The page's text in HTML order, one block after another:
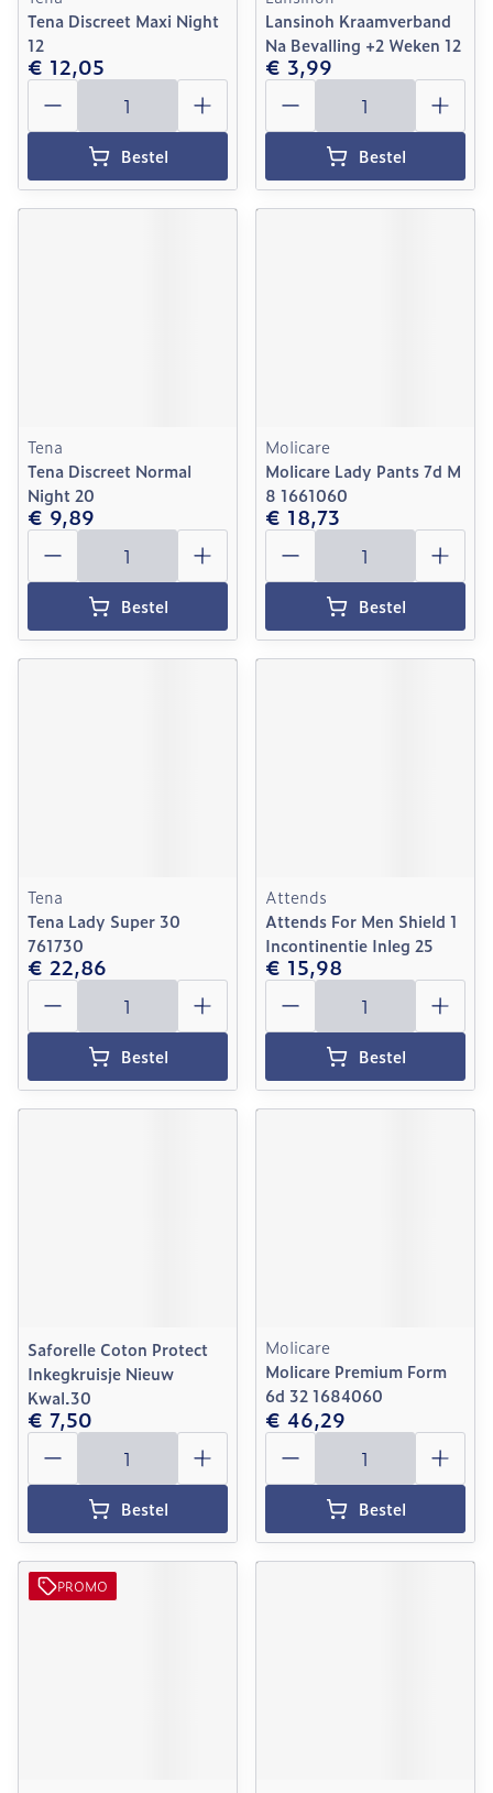
Tena Discreet Maxi Night
12
€ 12,05
Aantal
Bestel
Lansinoh Kraamverband
Na Bevalling +2 Weken 12
€ 3,99
Aantal
Bestel
Tena
Tena Discreet Normal
Night 20
€ 9,89
Aantal
Bestel
Molicare
Molicare Lady Pants 7d M
8 1661060
€ 18,73
Aantal
Bestel
Tena
Tena Lady Super 30
761730
€ 22,86
Aantal
Bestel
Attends
Attends For Men Shield 1
Incontinentie Inleg 25
€ 15,98
Aantal
Bestel
Saforelle Coton Protect
Inkegkruisje Nieuw
Kwal.30
€ 7,50
Aantal
Bestel
Molicare
Molicare Premium Form
6d 32 1684060
€ 46,29
Aantal
Bestel
PROMO